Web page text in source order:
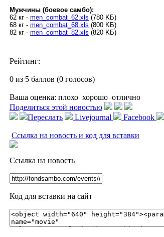
Мужчины (боевое самбо):
62 кг - men_combat_62.xls (780 KБ)
68 кг - men_combat_68.xls (800 KБ)
82 кг - men_combat_82.xls (820 KБ)
Рейтинг:
0 из 5 баллов (0 голосов)
Ваша оценка: плохо хорошо отлично
Поделиться этой новостью
Переслать
Livejournal Facebook
Ссылка на новость и код для вставки
Ссылка на новость
Код для вставки на сайт